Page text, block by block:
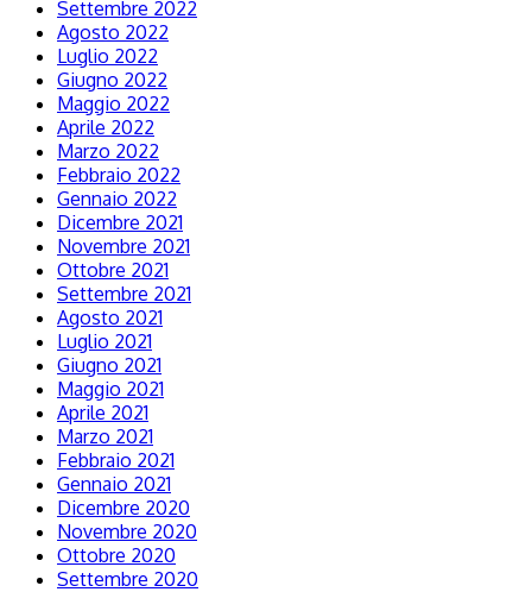
Settembre 2022
Agosto 2022
Luglio 2022
Giugno 2022
Maggio 2022
Aprile 2022
Marzo 2022
Febbraio 2022
Gennaio 2022
Dicembre 2021
Novembre 2021
Ottobre 2021
Settembre 2021
Agosto 2021
Luglio 2021
Giugno 2021
Maggio 2021
Aprile 2021
Marzo 2021
Febbraio 2021
Gennaio 2021
Dicembre 2020
Novembre 2020
Ottobre 2020
Settembre 2020